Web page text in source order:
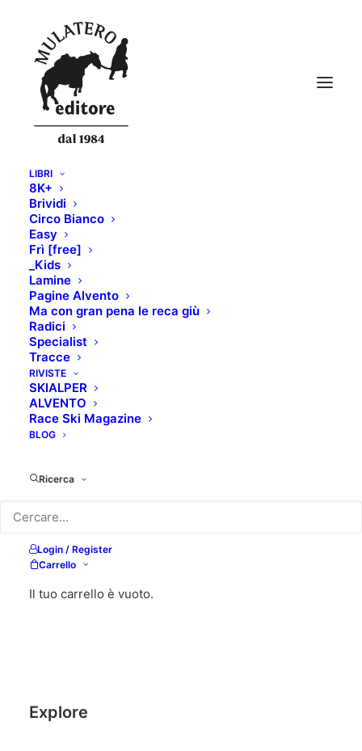
LIBRI
8K+
Brividi
Circo Bianco
Easy
Frì [free]
_Kids
Lamine
Pagine Alvento
Ma con gran pena le reca giù
Radici
Specialist
Tracce
RIVISTE
SKIALPER
ALVENTO
Race Ski Magazine
BLOG
Ricerca
Login / Register
Carrello
Il tuo carrello è vuoto.
Home
Explore